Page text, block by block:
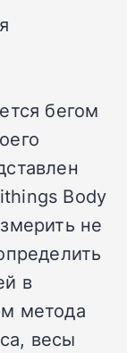
бегом
Body
не
в
метода
весы